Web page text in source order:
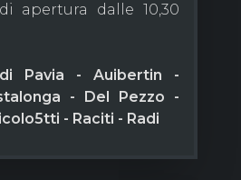
apertura dalle 10,30
Pavia - Auibertin -
- Del Pezzo -
- Raciti - Radi